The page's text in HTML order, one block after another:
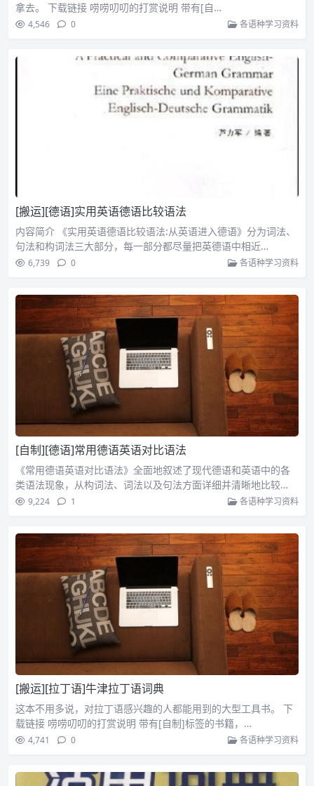
拿去。 下载链接 唠唠叨叨的打赏说明 带有[自…
4,546 0 各语种学习资料
[搬运][德语]实用英语德语比较语法
内容简介 《实用英语德语比较语法:从英语进入德语》分为词法、
句法和构词法三大部分，每一部分都尽量把英德语中相近…
6,739 0 各语种学习资料
[自制][德语]常用德语英语对比语法
《常用德语英语对比语法》全面地叙述了现代德语和英语中的各
类语法现象，从构词法、词法以及句法方面详细并清晰地比较…
9,224 1 各语种学习资料
[搬运][拉丁语]牛津拉丁语词典
这本不用多说，对拉丁语感兴趣的人都能用到的大型工具书。 下
载链接 唠唠叨叨的打赏说明 带有[自制]标签的书籍，…
4,741 0 各语种学习资料